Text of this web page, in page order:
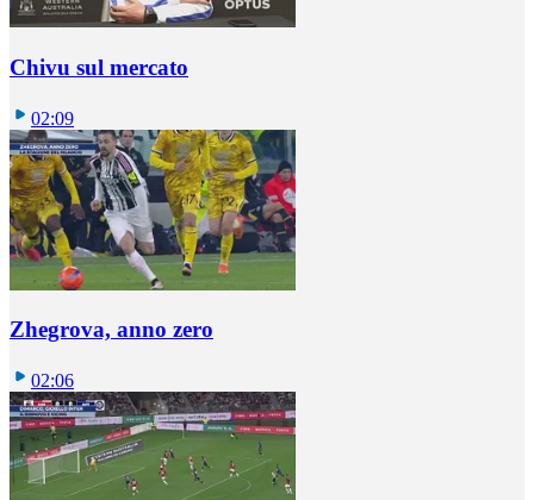
Chivu sul mercato
02:09
Zhegrova, anno zero
02:06